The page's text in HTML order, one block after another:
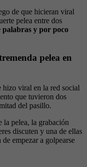
de que hicieran viral
pelea entre dos
palabras y por poco
pelea en
hizo viral en la red social
que tuvieron dos
del pasillo.
pelea, la grabación
discuten y una de ellas
empezar a golpearse